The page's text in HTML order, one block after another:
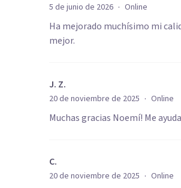
5 de junio de 2026 · Online
Ha mejorado muchísimo mi
mejor.
J. Z.
20 de noviembre de 2025 · Online
Muchas gracias Noemí! Me
C.
20 de noviembre de 2025 · Online